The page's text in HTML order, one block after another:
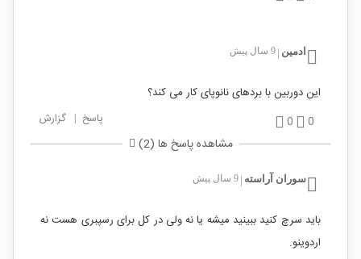
ادمین 9 سال پیش
این دوربین با بردهای نانوپای کار می کند؟
0
0 پاسخ | گزارش
مشاهده پاسخ ها (2)
سوران آراسته 9 سال پیش
باید سرچ کنید ببینید میشه یا نه ولی در کل برای رسپبری هست نه
اردوینو.